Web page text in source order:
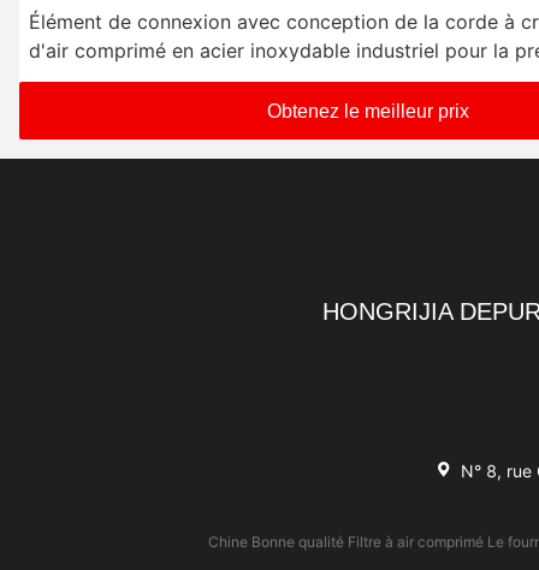
Élément de connexion avec conception de la corde à
d'air comprimé en acier inoxydable industriel pour la
pollution de l'air
Obtenez le meilleur prix
HONGRIJIA
N° 8,
Chine Bonne qualité Filtre à air comprimé Le